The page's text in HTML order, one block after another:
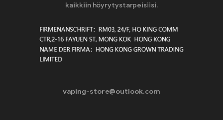
kaikkiin höyrytystarpeisiisi.
vaping-store@outlook.com